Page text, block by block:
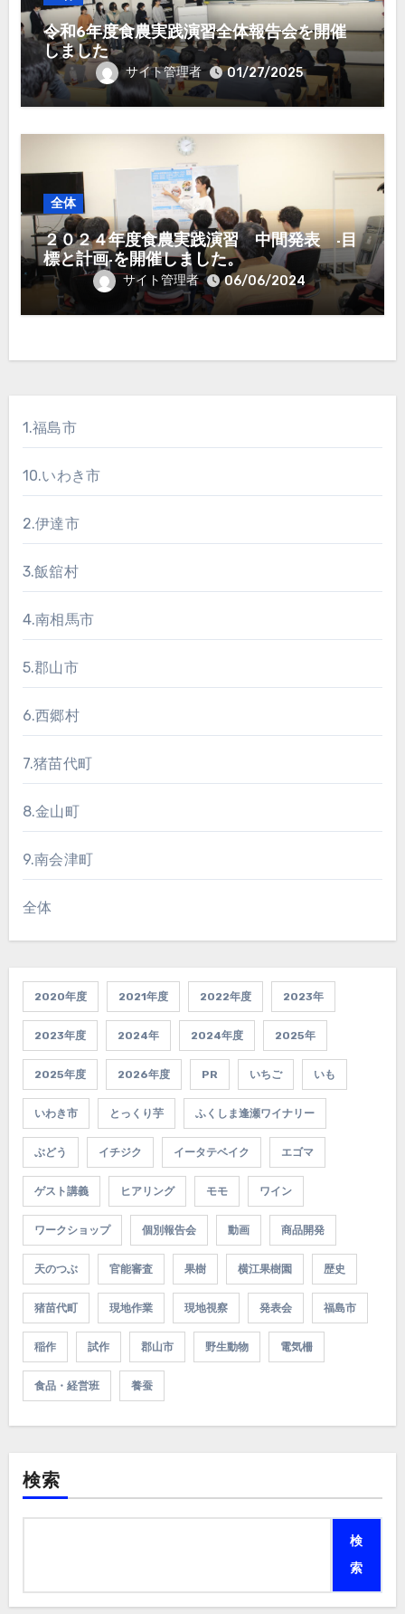
令和6年度食農実践演習全体報告会を開催
しました
サイト管理者 01/27/2025
全体
２０２４年度食農実践演習 中間発表 -目
標と計画-を開催しました。
サイト管理者 06/06/2024
1.福島市
10.いわき市
2.伊達市
3.飯舘村
4.南相馬市
5.郡山市
6.西郷村
7.猪苗代町
8.金山町
9.南会津町
全体
2020年度 2021年度 2022年度 2023年
2023年度 2024年 2024年度 2025年
2025年度 2026年度 PR いちご いも
いわき市 とっくり芋 ふくしま逢瀬ワイナリー
ぶどう イチジク イータテベイク エゴマ
ゲスト講義 ヒアリング モモ ワイン
ワークショップ 個別報告会 動画 商品開発
天のつぶ 官能審査 果樹 横江果樹園 歴史
猪苗代町 現地作業 現地視察 発表会 福島市
稲作 試作 郡山市 野生動物 電気柵
食品・経営班 養蚕
検索
検
索